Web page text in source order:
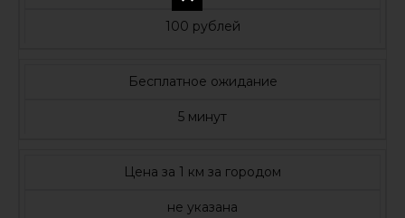
100 рублей
Бесплатное ожидание
5 минут
Цена за 1 км за городом
не указана